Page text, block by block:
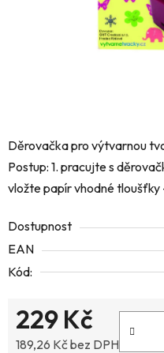
Děrovačka pro výtvarnou
Postup: 1. pracujte s
vložte papír vhodné
Dostupnost
EAN
Kód:
229 Kč
189,26 Kč bez DPH